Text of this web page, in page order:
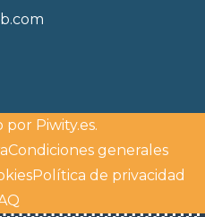
por Piwity.es.
Condiciones generales
Política de privacidad